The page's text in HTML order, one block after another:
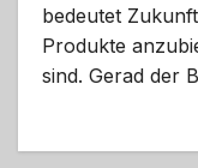
bedeutet
Produkte
sind. Gerad der